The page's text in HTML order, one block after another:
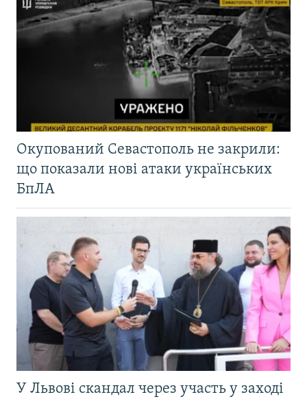
Окупований Севастополь не закрили:
що показали нові атаки українських
БпЛА
У Львові скандал через участь у заході